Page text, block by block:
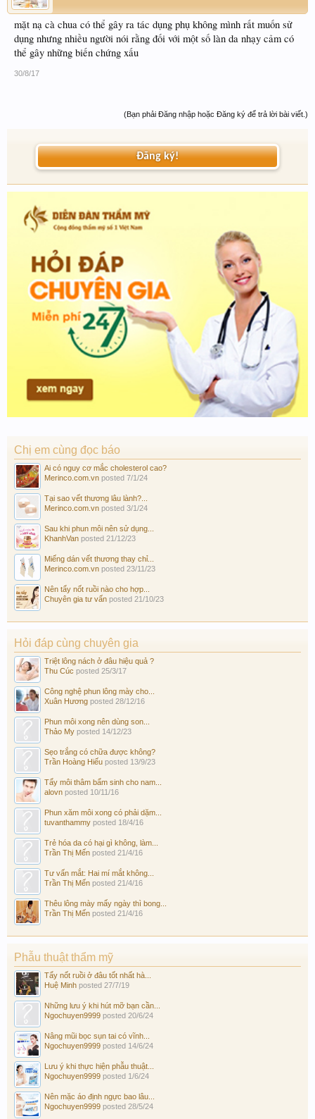
mặt nạ cà chua có thể gây ra tác dụng phụ không mình rất muốn sử
dụng nhưng nhiều người nói rằng đối với một số làn da nhạy cảm có
thể gây những biến chứng xấu
30/8/17
(Bạn phải Đăng nhập hoặc Đăng ký để trả lời bài viết.)
Đăng ký!
Chị em cùng đọc báo
Ai có nguy cơ mắc cholesterol cao?
Merinco.com.vn posted 7/1/24
Tại sao vết thương lâu lành?...
Merinco.com.vn posted 3/1/24
Sau khi phun môi nên sử dụng...
KhanhVan posted 21/12/23
Miếng dán vết thương thay chỉ...
Merinco.com.vn posted 23/11/23
Nên tẩy nốt ruồi nào cho hợp...
Chuyên gia tư vấn posted 21/10/23
Hỏi đáp cùng chuyên gia
Triệt lông nách ở đâu hiệu quả ?
Thu Cúc posted 25/3/17
Công nghệ phun lông mày cho...
Xuân Hương posted 28/12/16
Phun môi xong nên dùng son...
Thảo My posted 14/12/23
Sẹo trắng có chữa được không?
Trần Hoàng Hiếu posted 13/9/23
Tẩy môi thâm bẩm sinh cho nam...
alovn posted 10/11/16
Phun xăm môi xong có phải dặm...
tuvanthammy posted 18/4/16
Trẻ hóa da có hại gì không, làm...
Trần Thị Mến posted 21/4/16
Tư vấn mắt: Hai mí mắt không...
Trần Thị Mến posted 21/4/16
Thêu lông mày mấy ngày thì bong...
Trần Thị Mến posted 21/4/16
Phẫu thuật thẩm mỹ
Tẩy nốt ruồi ở đâu tốt nhất hà...
Huệ Minh posted 27/7/19
Những lưu ý khi hút mỡ bạn cần...
Ngochuyen9999 posted 20/6/24
Nâng mũi bọc sụn tai có vĩnh...
Ngochuyen9999 posted 14/6/24
Lưu ý khi thực hiện phẫu thuật...
Ngochuyen9999 posted 1/6/24
Nên mặc áo định ngực bao lâu...
Ngochuyen9999 posted 28/5/24